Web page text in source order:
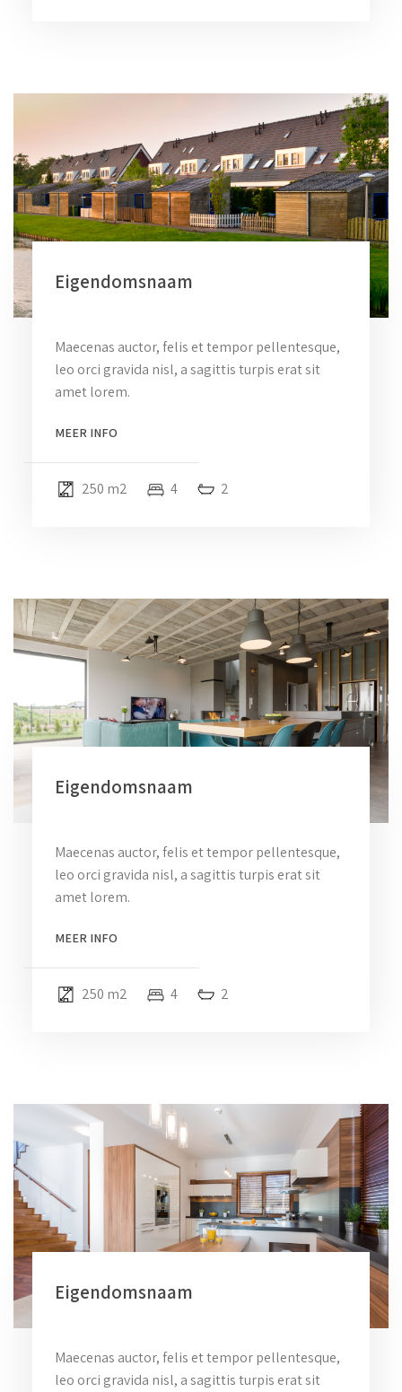
Eigendomsnaam
Maecenas auctor, felis et tempor pellentesque,
leo orci gravida nisl, a sagittis turpis erat sit
amet lorem.
MEER INFO
250 m2 4 2
Eigendomsnaam
Maecenas auctor, felis et tempor pellentesque,
leo orci gravida nisl, a sagittis turpis erat sit
amet lorem.
MEER INFO
250 m2 4 2
Eigendomsnaam
Maecenas auctor, felis et tempor pellentesque,
leo orci gravida nisl, a sagittis turpis erat sit